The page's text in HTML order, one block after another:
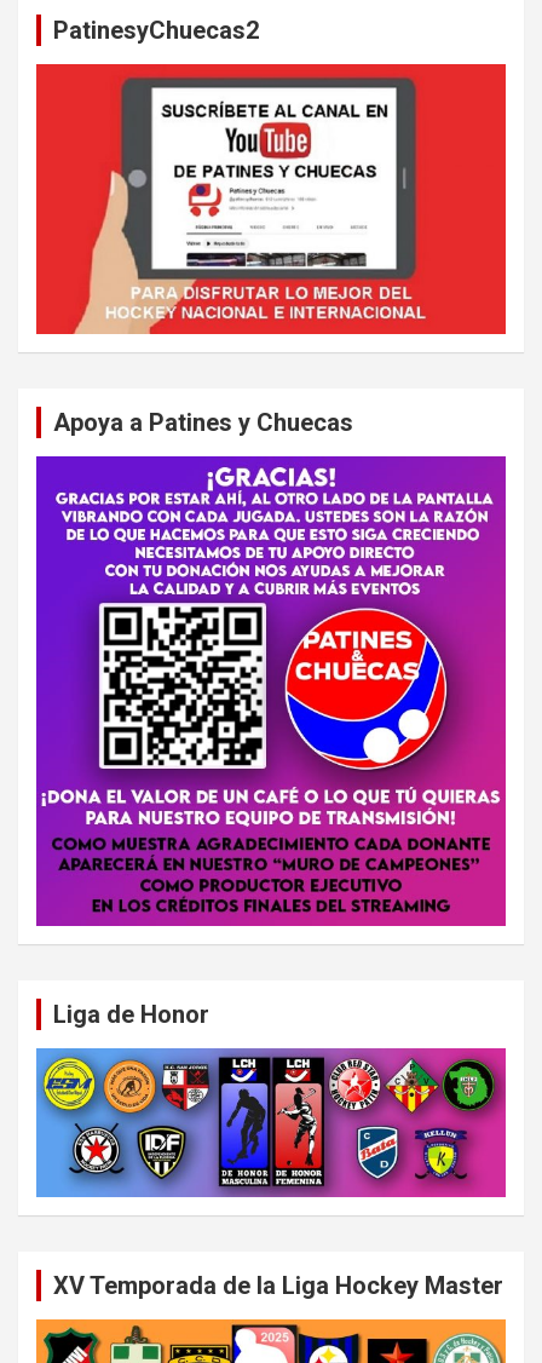
PatinesyChuecas2
Apoya a Patines y Chuecas
Liga de Honor
XV Temporada de la Liga Hockey Master